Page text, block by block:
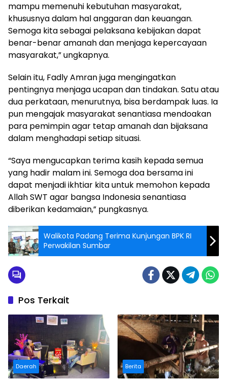
mampu memenuhi kebutuhan masyarakat,
khususnya dalam hal anggaran dan keuangan.
Semoga kita sebagai pelaksana kebijakan dapat
benar-benar amanah dan menjaga kepercayaan
masyarakat,” ungkapnya.
Selain itu, Fadly Amran juga mengingatkan
pentingnya menjaga ucapan dan tindakan. Satu atau
dua perkataan, menurutnya, bisa berdampak luas. Ia
pun mengajak masyarakat senantiasa mendoakan
para pemimpin agar tetap amanah dan bijaksana
dalam menghadapi setiap situasi.
“Saya mengucapkan terima kasih kepada semua
yang hadir malam ini. Semoga doa bersama ini
dapat menjadi ikhtiar kita untuk memohon kepada
Allah SWT agar bangsa Indonesia senantiasa
diberikan kedamaian,” pungkasnya.
Walikota Padang Terima Kunjungan BPK RI
Perwakilan Sumbar
Pos Terkait
Daerah Berita